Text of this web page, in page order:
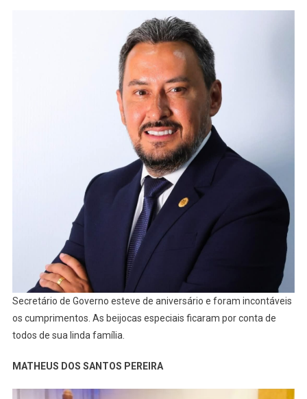
Secretário de Governo esteve de aniversário e foram incontáveis
os cumprimentos. As beijocas especiais ficaram por conta de
todos de sua linda família.
MATHEUS DOS SANTOS PEREIRA